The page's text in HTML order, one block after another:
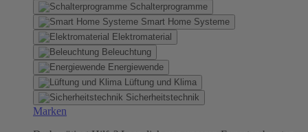
Schalterprogramme
Smart Home Systeme
Elektromaterial
Beleuchtung
Energiewende
Lüftung und Klima
Sicherheitstechnik
Marken